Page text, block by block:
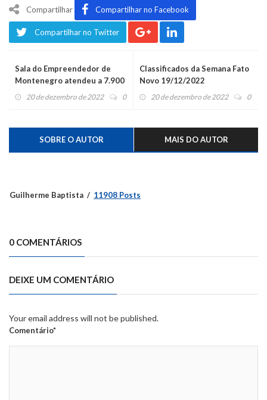
Compartilhar Compartilhar no Facebook
Compartilhar no Twitter
Sala do Empreendedor de
Montenegro atendeu a 7.900
processos este ano
20 de dezembro de 2022 0
Classificados da Semana Fato
Novo 19/12/2022
20 de dezembro de 2022 0
SOBRE O AUTOR MAIS DO AUTOR
Guilherme Baptista 11908 Posts
0 COMENTÁRIOS
DEIXE UM COMENTÁRIO
Your email address will not be published.
Comentário*